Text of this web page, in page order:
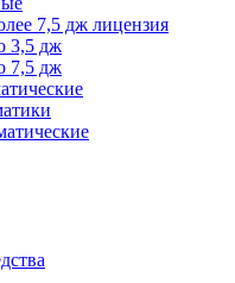
7,5 дж лицензия
3,5 дж
7,5 дж